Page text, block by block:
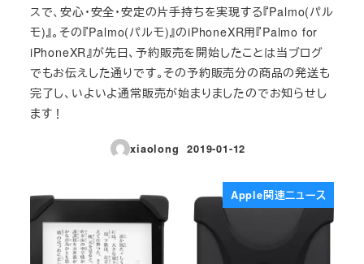
スで、安心・安全・安定の片手持ちを実現する『Palmo(パル
モ)』。その『Palmo(パルモ)』のiPhoneXR用『Palmo for
iPhoneXR』が先日、予約販売を開始したことは当ブログ
でもお伝えした通りです。その予約販売分の商品の発送も
完了し、いよいよ通常販売が始まりましたのでお知らせし
ます！
xiaolong
投稿日
2019-01-12
Apple関連ニュース